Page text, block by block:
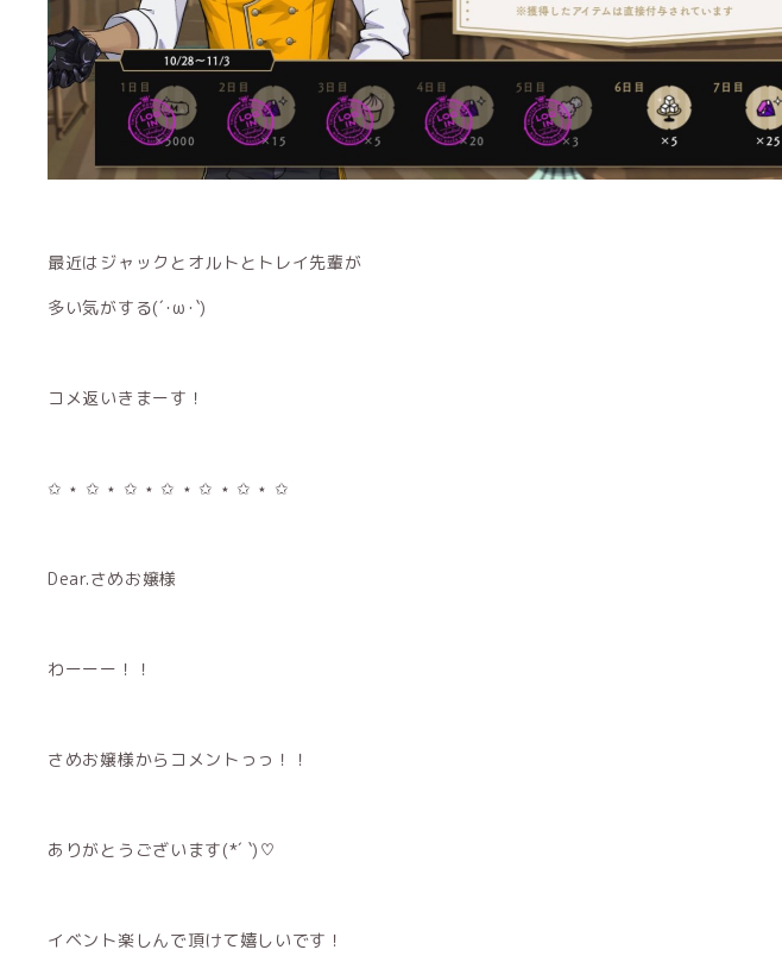
最近はジャックとオルトとトレイ先輩が
多い気がする(´･ω･`)
コメ返いきまーす！
✩ ⋆ ✩ ⋆ ✩ ⋆ ✩ ⋆ ✩ ⋆ ✩ ⋆ ✩
Dear.さめお嬢様
わーーー！！
さめお嬢様からコメントっっ！！
ありがとうございます(*´ `)♡
イベント楽しんで頂けて嬉しいです！